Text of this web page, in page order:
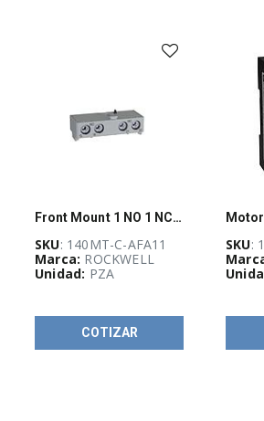
Front Mount 1 NO 1 NC Auxiliary Contact
SKU: 140MT-C-AFA11
Marca: ROCKWELL
Unidad: PZA
COTIZAR
SKU: